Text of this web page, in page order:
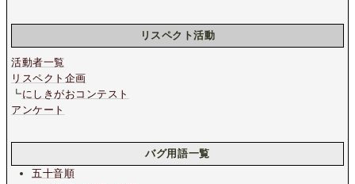
リスペクト活動
活動者一覧
リスペクト企画
┗にしきがおコンテスト
アンケート
バグ用語一覧
五十音順